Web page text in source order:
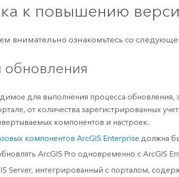
к повышению
внимательно ознакомьтесь со
обновления
для выполнения процесса обновления,
от количества зарегистрированных
компонентов и настроек.
компонентов ArcGIS Enterpriseдолжна
ArcGIS Pro одновременно с ArcGIS
Server, интегрированный с порталом,